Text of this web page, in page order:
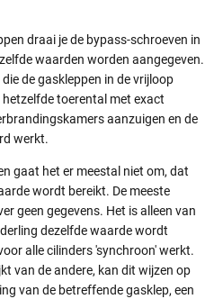
draai je de bypass-schroeven in
waarden worden aangegeven.
de gaskleppen in de vrijloop
toerental met exact
aanzuigen en de
werkt.
gaat het er meestal niet om, dat
wordt bereikt. De meeste
geen gegevens. Het is alleen van
dezelfde waarde wordt
alle cilinders 'synchroon' werkt.
van de andere, kan dit wijzen op
van de betreffende gasklep, een